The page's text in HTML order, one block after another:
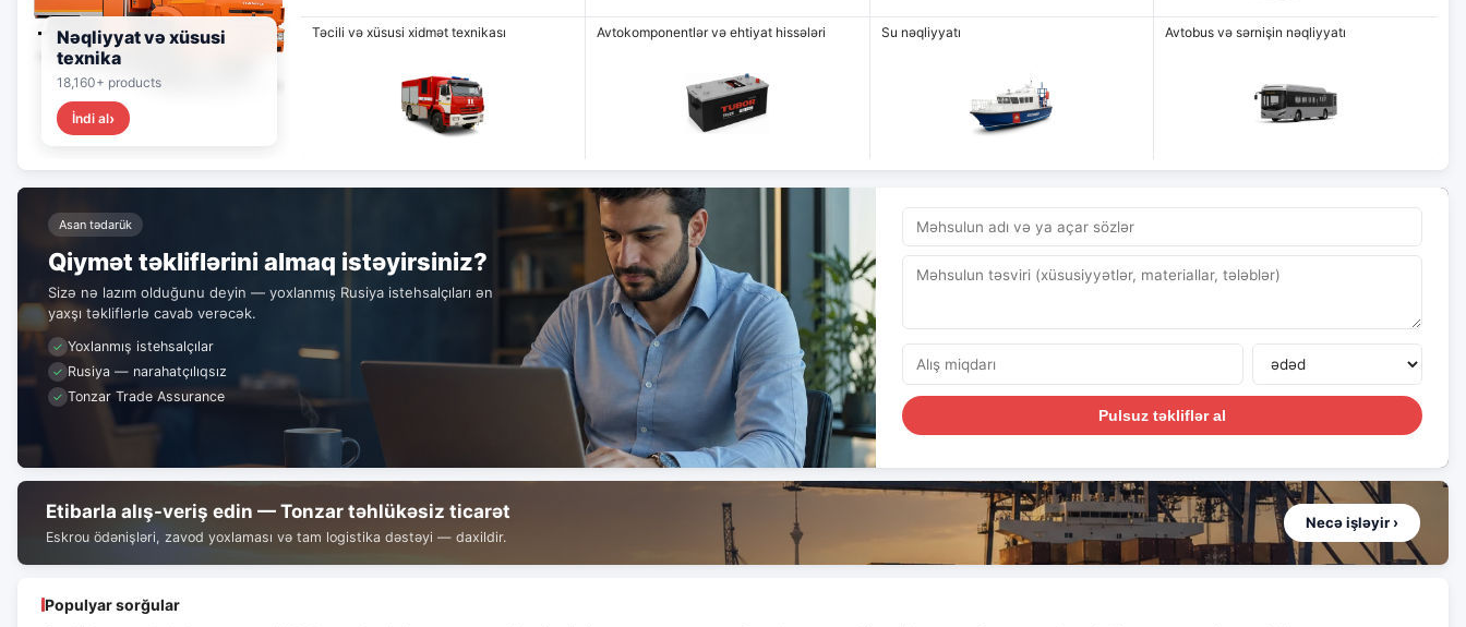
Nəqliyyat və xüsusi
texnika
18,160+ products
İndi al
Təcili və xüsusi xidmət texnikası Avtokomponentlər və ehtiyat hissələri Su nəqliyyatı Avtobus və sərnişin nəqliyyatı
Asan tədarük
Qiymət təkliflərini almaq istəyirsiniz?
Sizə nə lazım olduğunu deyin — yoxlanmış Rusiya istehsalçıları ən
yaxşı təkliflərlə cavab verəcək.
Yoxlanmış istehsalçılar
Rusiya — narahatçılıqsız
Tonzar Trade Assurance
Pulsuz təkliflər al
Etibarla alış-veriş edin — Tonzar təhlükəsiz ticarət
Eskrou ödənişləri, zavod yoxlaması və tam logistika dəstəyi — daxildir.
Necə işləyir ›
Populyar sorğular